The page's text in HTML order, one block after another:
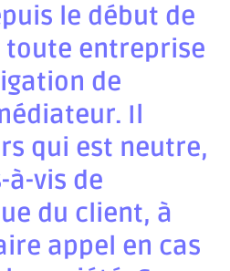
le début de
toute entreprise
de
Il
qui est neutre,
à-vis de
du client, à
appel en cas